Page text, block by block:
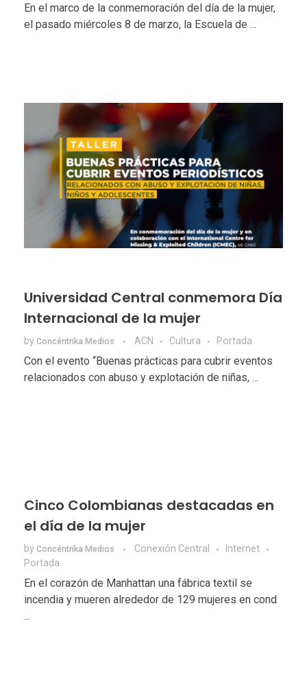
En el marco de la conmemoración del día de la mujer,
el pasado miércoles 8 de marzo, la Escuela de ...
Universidad Central conmemora Día
Internacional de la mujer
by Concéntrika Medios ACN Cultura Portada
Con el evento “Buenas prácticas para cubrir eventos
relacionados con abuso y explotación de niñas, ...
Cinco Colombianas destacadas en
el día de la mujer
by Concéntrika Medios Conexión Central
Internet
Portada
En el corazón de Manhattan una fábrica textil se
incendia y mueren alrededor de 129 mujeres en cond
...